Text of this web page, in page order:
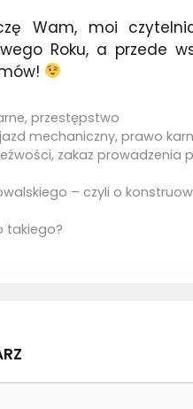
Wam, moi
Roku, a przede
, przestępstwo
mechaniczny, prawo
, zakaz prowadzenia
– czyli o
takiego?